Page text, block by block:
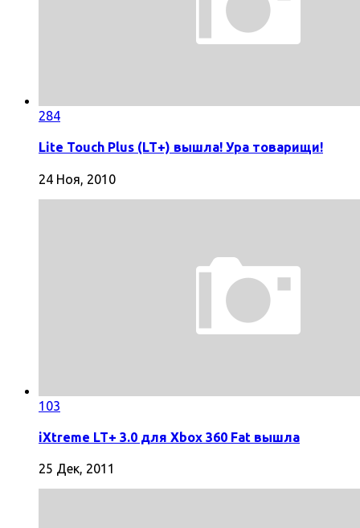
284
Lite Touch Plus (LT+) вышла! Ура товарищи!
24 Ноя, 2010
103
iXtreme LT+ 3.0 для Xbox 360 Fat вышла
25 Дек, 2011